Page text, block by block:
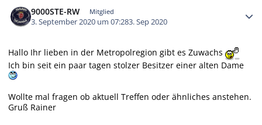
9000STE-RW Mitglied
3. September 2020 um 07:283. Sep 2020
Hallo Ihr lieben in der Metropolregion gibt es Zuwachs
Ich bin seit ein paar tagen stolzer Besitzer einer alten Dame
Wollte mal fragen ob aktuell Treffen oder ähnliches anstehen.
Gruß Rainer